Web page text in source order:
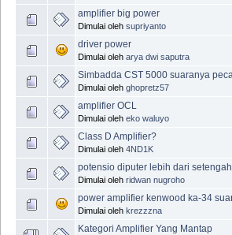
amplifier big power
Dimulai oleh supriyanto
driver power
Dimulai oleh arya dwi saputra
Simbadda CST 5000 suaranya
Dimulai oleh ghopretz57
amplifier OCL
Dimulai oleh eko waluyo
Class D Amplifier?
Dimulai oleh 4ND1K
potensio diputer lebih dari
Dimulai oleh ridwan nugroho
power amplifier kenwood ka-34
Dimulai oleh krezzzna
Kategori Amplifier Yang Mantap